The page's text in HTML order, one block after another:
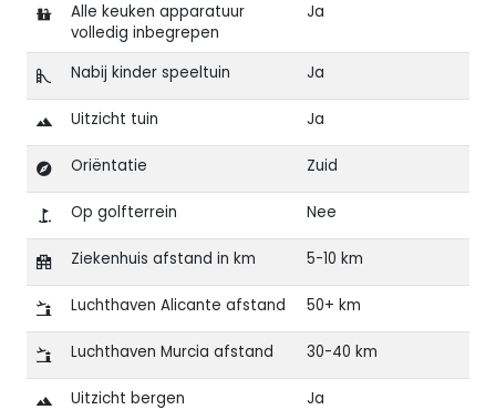
Alle keuken apparatuur
volledig inbegrepen
Ja
Nabij kinder speeltuin Ja
Uitzicht tuin Ja
Oriëntatie Zuid
Op golfterrein Nee
Ziekenhuis afstand in km 5-10 km
Luchthaven Alicante afstand 50+ km
Luchthaven Murcia afstand 30-40 km
Uitzicht bergen Ja